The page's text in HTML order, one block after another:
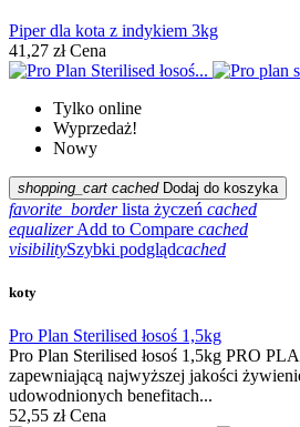
Piper dla kota z indykiem 3kg
41,27 zł Cena
Tylko online
Wyprzedaż!
Nowy
shopping_cart cached Dodaj do koszyka
favorite_border lista życzeń cached
equalizer Add to Compare cached
visibilitySzybki podglądcached
koty
Pro Plan Sterilised łosoś 1,5kg
Pro Plan Sterilised łosoś 1,5kg PRO
zapewniającą najwyższej jakości
udowodnionych benefitach...
52,55 zł Cena